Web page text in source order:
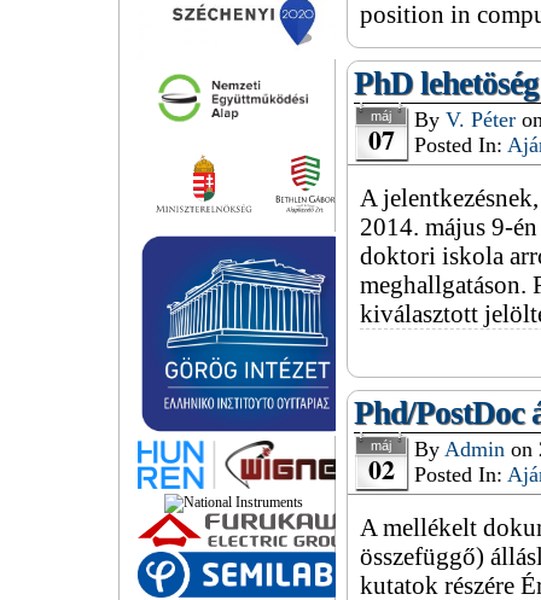
position in
PhD
máj
07 ByV. Péter
Posted In:
A
2014. május 9-
doktori iskola
meghallgatáson.
kiválasztott
Phd/PostDoc
máj
02 ByAdmin on
Posted In:
A mellékelt
összefüggő)
kutatok részére